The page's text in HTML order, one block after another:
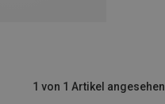
1 von 1 Artikel angesehen